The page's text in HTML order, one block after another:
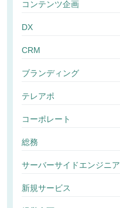
コンテンツ企画
DX
CRM
ブランディング
テレアポ
コーポレート
総務
サーバーサイドエンジニア
新規サービス